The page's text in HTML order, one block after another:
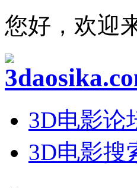
您好，欢迎
3D电影论
3D电影搜